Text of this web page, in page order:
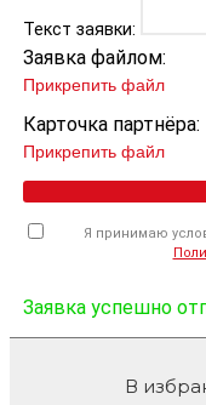
Текст заявки:
Заявка файлом:
Прикрепить файл
Карточка партнёра:
Прикрепить файл
Я принимаю
Заявка успешно
В